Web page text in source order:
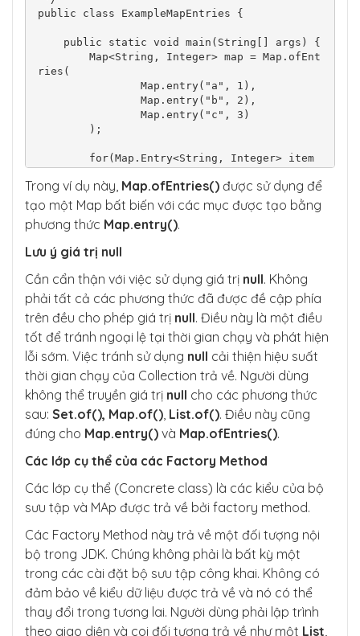
public class ExampleMapEntries {
ries(
            System.out.println(item.getKey()
+ " -- " + item.getValue());
        }
    }
}
Trong ví dụ này, Map.ofEntries() được sử dụng để
tạo một Map bất biến với các mục được tạo bằng
phương thức Map.entry().
Lưu ý giá trị null
Cần cẩn thận với việc sử dụng giá trị null. Không
phải tất cả các phương thức đã được đề cập phía
trên đều cho phép giá trị null. Điều này là một điều
tốt để tránh ngoại lệ tại thời gian chạy và phát hiện
lỗi sớm. Việc tránh sử dụng null cải thiện hiệu suất
thời gian chạy của Collection trả về. Người dùng
không thể truyền giá trị null cho các phương thức
sau: Set.of(), Map.of(), List.of(). Điều này cũng
đúng cho Map.entry() và Map.ofEntries().
Các lớp cụ thể của các Factory Method
Các lớp cụ thể (Concrete class) là các kiểu của bộ
sưu tập và MAp được trả về bởi factory method.
Các Factory Method này trả về một đối tượng nội
bộ trong JDK. Chúng không phải là bất kỳ một
trong các cài đặt bộ sưu tập công khai. Không có
đảm bảo về kiểu dữ liệu được trả về và nó có thể
thay đổi trong tương lai. Người dùng phải lập trình
theo giao diện và coi đối tượng trả về như một List,